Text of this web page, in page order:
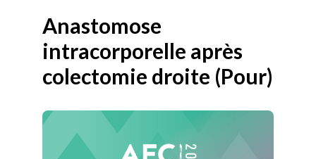
Anastomose
intracorporelle après
colectomie droite (Pour)